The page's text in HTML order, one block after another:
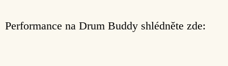
Performance na Drum Buddy shlédněte zde: